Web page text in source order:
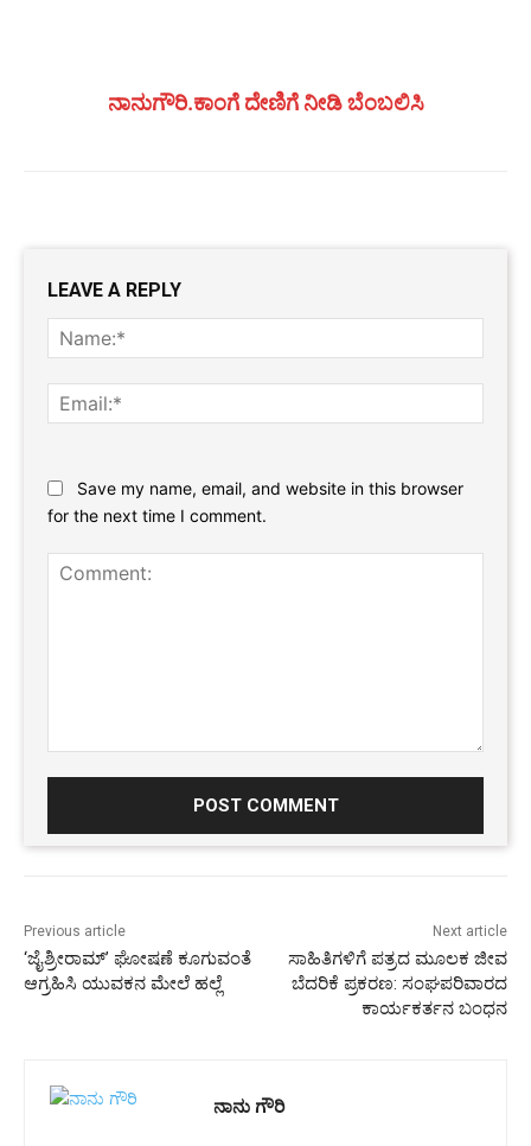
ನಾನುಗೌರಿ.ಕಾಂಗೆ ದೇಣಿಗೆ ನೀಡಿ ಬೆಂಬಲಿಸಿ
LEAVE A REPLY
Save my name, email, and website in this browser
for the next time I comment.
Previous article
‘ಜೈಶ್ರೀರಾಮ್’ ಘೋಷಣೆ ಕೂಗುವಂತೆ
ಆಗ್ರಹಿಸಿ ಯುವಕನ ಮೇಲೆ ಹಲ್ಲೆ
Next article
ಸಾಹಿತಿಗಳಿಗೆ ಪತ್ರದ ಮೂಲಕ ಜೀವ
ಬೆದರಿಕೆ ಪ್ರಕರಣ: ಸಂಘಪರಿವಾರದ
ಕಾರ್ಯಕರ್ತನ ಬಂಧನ
ನಾನು ಗೌರಿ